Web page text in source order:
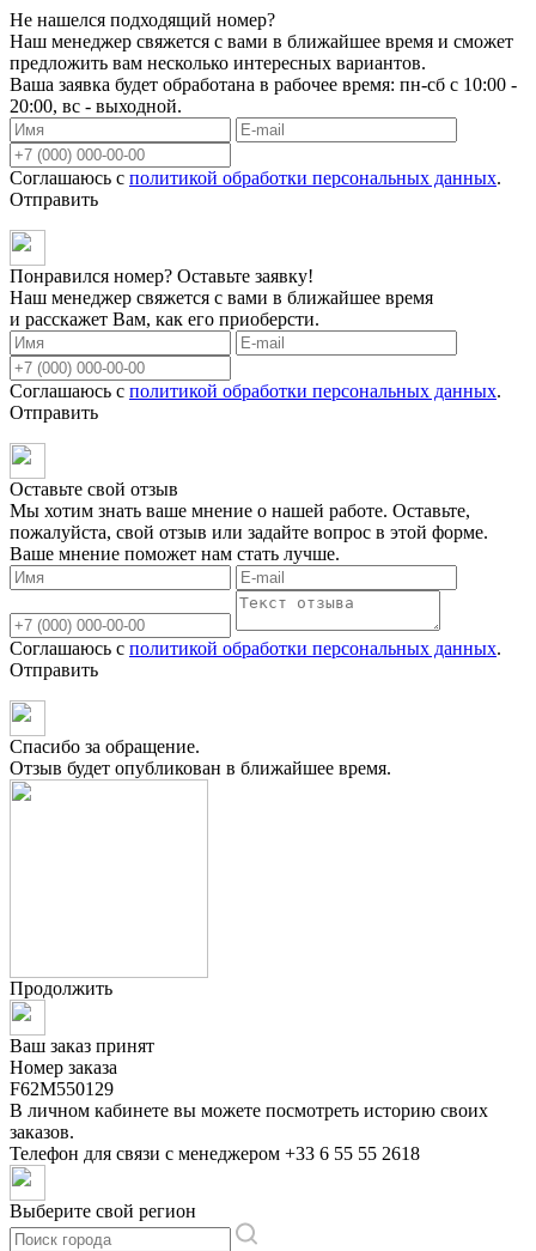
Не нашелся подходящий номер?
Наш менеджер свяжется с вами в ближайшее время и сможет
предложить вам несколько интересных вариантов.
Ваша заявка будет обработана в рабочее время: пн-сб с 10:00 -
20:00, вс - выходной.
Соглашаюсь с политикой обработки персональных данных.
Отправить
Понравился номер? Оставьте заявку!
Наш менеджер свяжется с вами в ближайшее время
и расскажет Вам, как его приоберсти.
Соглашаюсь с политикой обработки персональных данных.
Отправить
Оставьте свой отзыв
Мы хотим знать ваше мнение о нашей работе. Оставьте,
пожалуйста, свой отзыв или задайте вопрос в этой форме.
Ваше мнение поможет нам стать лучше.
Соглашаюсь с политикой обработки персональных данных.
Отправить
Спасибо за обращение.
Отзыв будет опубликован в ближайшее время.
Продолжить
Ваш заказ принят
Номер заказа
F62M550129
В личном кабинете вы можете посмотреть историю своих
заказов.
Телефон для связи с менеджером +33 6 55 55 2618
Выберите свой регион